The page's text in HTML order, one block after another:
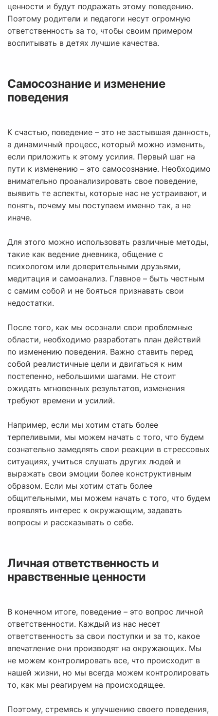
ценности и будут подражать этому поведению.
Поэтому родители и педагоги несут огромную
ответственность за то, чтобы своим примером
воспитывать в детях лучшие качества.
Самосознание и изменение
поведения
К счастью, поведение – это не застывшая данность,
а динамичный процесс, который можно изменить,
если приложить к этому усилия. Первый шаг на
пути к изменению – это самосознание. Необходимо
внимательно проанализировать свое поведение,
выявить те аспекты, которые нас не устраивают, и
понять, почему мы поступаем именно так, а не
иначе.
Для этого можно использовать различные методы,
такие как ведение дневника, общение с
психологом или доверительными друзьями,
медитация и самоанализ. Главное – быть честным
с самим собой и не бояться признавать свои
недостатки.
После того, как мы осознали свои проблемные
области, необходимо разработать план действий
по изменению поведения. Важно ставить перед
собой реалистичные цели и двигаться к ним
постепенно, небольшими шагами. Не стоит
ожидать мгновенных результатов, изменения
требуют времени и усилий.
Например, если мы хотим стать более
терпеливыми, мы можем начать с того, что будем
сознательно замедлять свои реакции в стрессовых
ситуациях, учиться слушать других людей и
выражать свои эмоции более конструктивным
образом. Если мы хотим стать более
общительными, мы можем начать с того, что будем
проявлять интерес к окружающим, задавать
вопросы и рассказывать о себе.
Личная ответственность и
нравственные ценности
В конечном итоге, поведение – это вопрос личной
ответственности. Каждый из нас несет
ответственность за свои поступки и за то, какое
впечатление они производят на окружающих. Мы
не можем контролировать все, что происходит в
нашей жизни, но мы всегда можем контролировать
то, как мы реагируем на происходящее.
Поэтому, стремясь к улучшению своего поведения,